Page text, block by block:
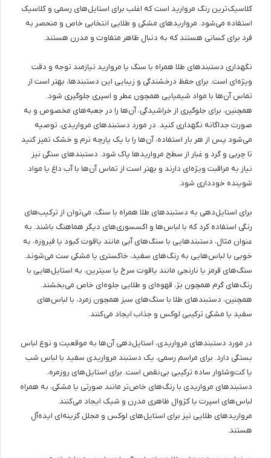
کلاسیک‌ترین رنگ مروارید است که اغلب برای استایل‌های رسمی و کلاسیک
استفاده می‌شود. مرواریدهای مشکی و طلایی انتخابی خاص و منحصر به
فرد برای کسانی هستند که به دنبال ظاهر متفاوت و مدرن هستند.
نگهداری دستبندهای طلا همراه با سنگ یا مروارید نیازمند توجه و دقت
ویژه‌ای است. برای حفظ درخشندگی و زیبایی این دستبندها، بهتر است از
تماس آن‌ها با مواد شیمیایی همچون عطر و اسپری جلوگیری شود.
همچنین، برای جلوگیری از خراشیدگی، آن‌ها را در جعبه‌های مخصوص و به
صورت جداگانه نگهداری کنید. در مورد دستبندهای مرواریدی، توصیه
می‌شود پس از هر بار استفاده، آن‌ها را با یک پارچه نرم و خشک تمیز کنید
تا چربی و گرد و غبار از سطح مرواریدها پاک شود. دستبندهای سنگی نیز
نیاز به مراقبت ویژه‌ای دارند و بهتر است از تماس آن‌ها با آب داغ یا مواد
شوینده خودداری شود.
برای استایل‌دهی به دستبندهای طلا همراه با سنگ، می‌توان از ترکیب‌های
رنگی استفاده کرد که با لباس‌ها و اکسسوری‌های دیگر هماهنگ باشند. به
عنوان مثال، دستبندهایی با سنگ‌های آبی مانند یاقوت کبود یا فیروزه، به
خوبی با لباس‌هایی به رنگ‌های سفید، خاکستری یا مشکی ست می‌شوند.
سنگ‌های قرمز یا نارنجی مانند یاقوت سرخ یا سیترین، به استایل‌هایی با
رنگ‌های گرم همچون بژ، قهوه‌ای و طلایی جلوه‌ای خاص می‌بخشند.
همچنین، دستبندهای طلا با سنگ‌های سبز همچون زمرد، با لباس‌های
سفید یا مشکی ترکیبی لوکس و جذاب ایجاد می‌کنند.
در مورد دستبندهای مرواریدی، استایل‌دهی آن‌ها به موقعیت و نوع لباس
بستگی دارد. برای مراسم رسمی، یک دستبند مرواریدی سفید با لباس شب
یا کت‌وشلوار ساده ترکیبی بی‌نقص است. برای استایل‌های روزمره،
دستبندهای مرواریدی با رنگ‌های خاص‌تر مانند صورتی یا مشکی، به همراه
لباس‌های اسپرت یا کژوال ظاهری مدرن و شیک ایجاد می‌کنند.
مرواریدهای طلایی نیز برای استایل‌های لوکس و مجلل گزینه‌ای ایده‌آل
هستند.